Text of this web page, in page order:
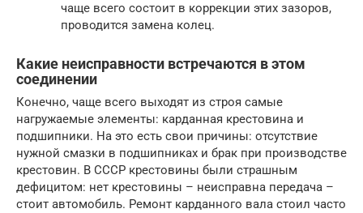
чаще всего состоит в коррекции этих зазоров,
проводится замена колец.
Какие неисправности встречаются в этом
соединении
Конечно, чаще всего выходят из строя самые
нагружаемые элементы: карданная крестовина и
подшипники. На это есть свои причины: отсутствие
нужной смазки в подшипниках и брак при производстве
крестовин. В СССР крестовины были страшным
дефицитом: нет крестовины – неисправна передача –
стоит автомобиль. Ремонт карданного вала стоил часто